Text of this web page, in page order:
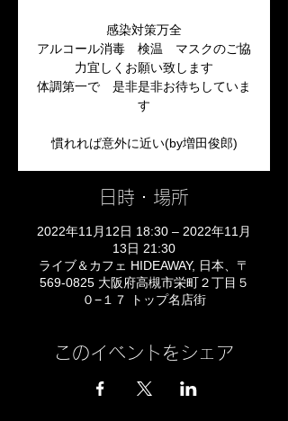
感染対策万全
アルコール消毒 検温 マスクのご協
力宜しくお願い致します
体調第一で 是非是非お待ちしていま
す
日時・場所
2022年11月12日 18:30 – 2022年11月
13日 21:30
ライブ＆カフェ HIDEAWAY, 日本、〒
569-0825 大阪府高槻市栄町２丁目５
０−１７ トップ名店街
このイベントをシェア